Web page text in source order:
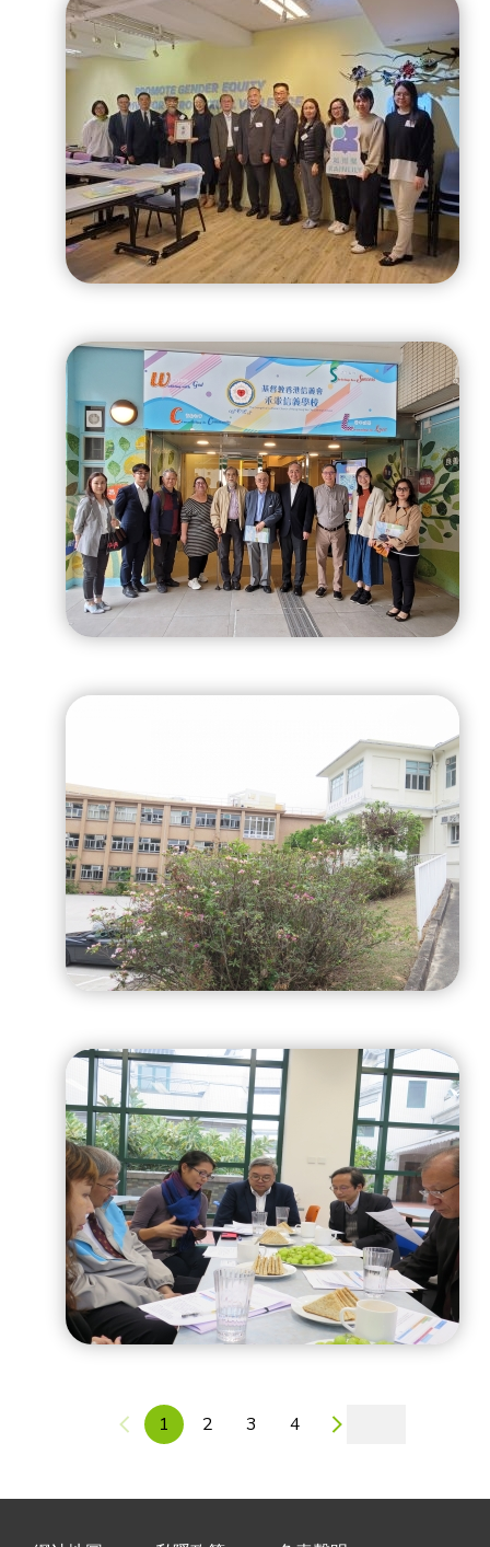
1 2 3 4